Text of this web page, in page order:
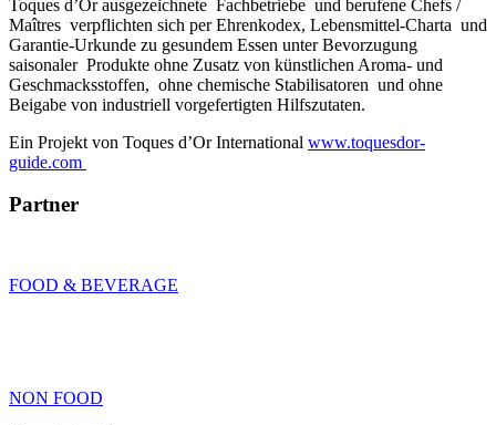
Toques d’Or ausgezeichnete Fachbetriebe und berufene Chefs /
Maîtres verpflichten sich per Ehrenkodex, Lebensmittel-Charta und
Garantie-Urkunde zu gesundem Essen unter Bevorzugung
saisonaler Produkte ohne Zusatz von künstlichen Aroma- und
Geschmacksstoffen, ohne chemische Stabilisatoren und ohne
Beigabe von industriell vorgefertigten Hilfszutaten.
Ein Projekt von Toques d’Or International www.toquesdor-
guide.com
Partner
FOOD & BEVERAGE
NON FOOD